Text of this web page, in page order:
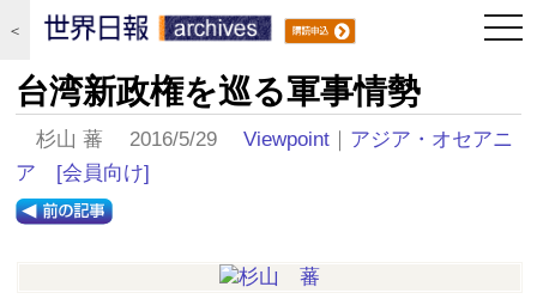
＜
台湾新政権を巡る軍事情勢
杉山 蕃 2016/5/29Viewpoint ｜ アジア・オセアニ
ア
[会員向け]